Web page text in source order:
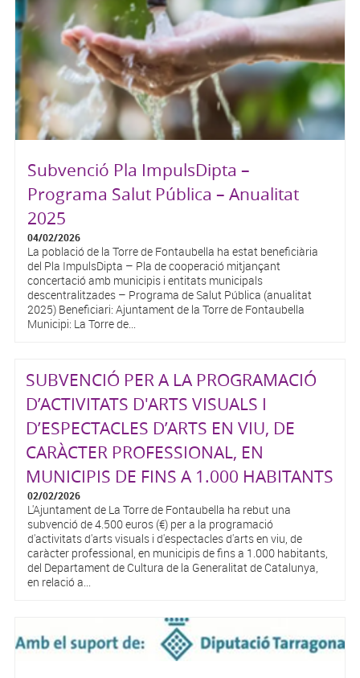
Subvenció Pla ImpulsDipta –
Programa Salut Pública – Anualitat
2025
04/02/2026
La població de la Torre de Fontaubella ha estat beneficiària
del Pla ImpulsDipta – Pla de cooperació mitjançant
concertació amb municipis i entitats municipals
descentralitzades – Programa de Salut Pública (anualitat
2025) Beneficiari: Ajuntament de la Torre de Fontaubella
Municipi: La Torre de...
SUBVENCIÓ PER A LA PROGRAMACIÓ
D’ACTIVITATS D'ARTS VISUALS I
D’ESPECTACLES D’ARTS EN VIU, DE
CARÀCTER PROFESSIONAL, EN
MUNICIPIS DE FINS A 1.000 HABITANTS
02/02/2026
L'Ajuntament de La Torre de Fontaubella ha rebut una
subvenció de 4.500 euros (€) per a la programació
d'activitats d'arts visuals i d'espectacles d'arts en viu, de
caràcter professional, en municipis de fins a 1.000 habitants,
del Departament de Cultura de la Generalitat de Catalunya,
en relació a...